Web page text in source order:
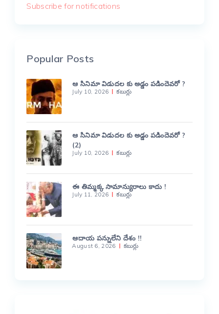
Subscribe for notifications
Popular Posts
ఆ సినిమా విడుదల కు అడ్డం పడిందెవరో ?
July 10, 2026 కబుర్లు
ఆ సినిమా విడుదల కు అడ్డం పడిందెవరో ?
(2)
July 10, 2026 కబుర్లు
ఈ తిమ్మక్క సామాన్యురాలు కాదు !
July 11, 2026 కబుర్లు
ఆదాయ పన్నులేని దేశం !!
August 6, 2026 కబుర్లు